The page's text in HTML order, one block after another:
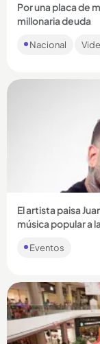
Por una placa de
millonaria deuda
La actriz de
horror por el que
Nacional
El artista paisa
música popular a
Eventos